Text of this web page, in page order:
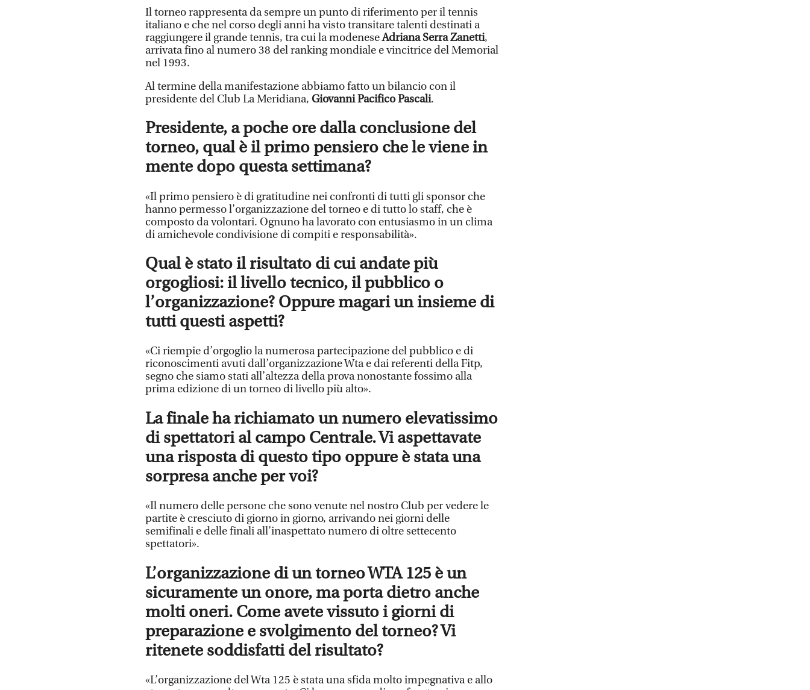
Il torneo rappresenta da sempre un punto di riferimento per il tennis
italiano e che nel corso degli anni ha visto transitare talenti destinati a
raggiungere il grande tennis, tra cui la modeneseAdriana Serra Zanetti,
arrivata fino al numero 38 del ranking mondiale e vincitrice del Memorial
nel 1993.
Al termine della manifestazione abbiamo fatto un bilancio con il
presidente del Club La Meridiana, Giovanni Pacifico Pascali.
Presidente, a poche ore dalla conclusione del
torneo, qual è il primo pensiero che le viene in
mente dopo questa settimana?
«Il primo pensiero è di gratitudine nei confronti di tutti gli sponsor che
hanno permesso l’organizzazione del torneo e di tutto lo staff, che è
composto da volontari. Ognuno ha lavorato con entusiasmo in un clima
di amichevole condivisione di compiti e responsabilità».
Qual è stato il risultato di cui andate più
orgogliosi: il livello tecnico, il pubblico o
l’organizzazione? Oppure magari un insieme di
tutti questi aspetti?
«Ci riempie d’orgoglio la numerosa partecipazione del pubblico e di
riconoscimenti avuti dall’organizzazione Wta e dai referenti della Fitp,
segno che siamo stati all’altezza della prova nonostante fossimo alla
prima edizione di un torneo di livello più alto».
La finale ha richiamato un numero elevatissimo
di spettatori al campo Centrale. Vi aspettavate
una risposta di questo tipo oppure è stata una
sorpresa anche per voi?
«Il numero delle persone che sono venute nel nostro Club per vedere le
partite è cresciuto di giorno in giorno, arrivando nei giorni delle
semifinali e delle finali all’inaspettato numero di oltre settecento
spettatori».
L’organizzazione di un torneo WTA 125 è un
sicuramente un onore, ma porta dietro anche
molti oneri. Come avete vissuto i giorni di
preparazione e svolgimento del torneo? Vi
ritenete soddisfatti del risultato?
«L’organizzazione del Wta 125 è stata una sfida molto impegnativa e allo